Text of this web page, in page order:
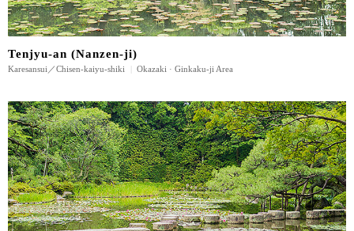
Tenjyu-an (Nanzen-ji)
Karesansui／Chisen-kaiyu-shiki Okazaki · Ginkaku-ji Area